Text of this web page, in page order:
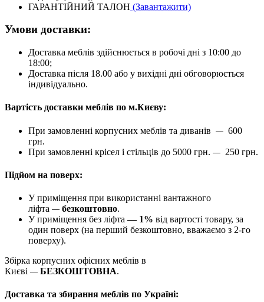
ГАРАНТІЙНИЙ ТАЛОН (Завантажити)
Умови доставки:
Доставка меблів здійснюється в робочі дні з 10:00 до
18:00;
Доставка після 18.00 або у вихідні дні обговорюється
індивідуально.
Вартість доставки меблів по м.Києву:
При замовленні корпусних меблів та диванів — 600
грн.
При замовленні крісел і стільців до 5000 грн. — 250 грн.
Підйом на поверх:
У приміщення при використанні вантажного
ліфта — безкоштовно.
У приміщення без ліфта— 1% від вартості товару, за
один поверх (на перший безкоштовно, вважаємо з 2-го
поверху).
Збірка корпусних офісних меблів в
Києві — БЕЗКОШТОВНА.
Доставка та збирання меблів по Україні: